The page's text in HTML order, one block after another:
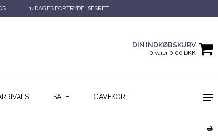
14DAGES FORTRYDELSESRET
DIN INDKØBSKURV
0 varer 0,00 DKK
SALE GAVEKORT